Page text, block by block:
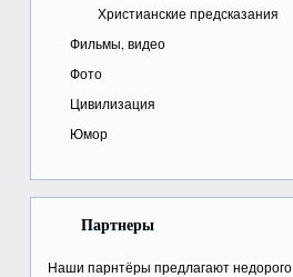
Христианские предсказания
Фильмы, видео
Фото
Цивилизация
Юмор
Партнеры
Наши парнтёры предлагают недорого